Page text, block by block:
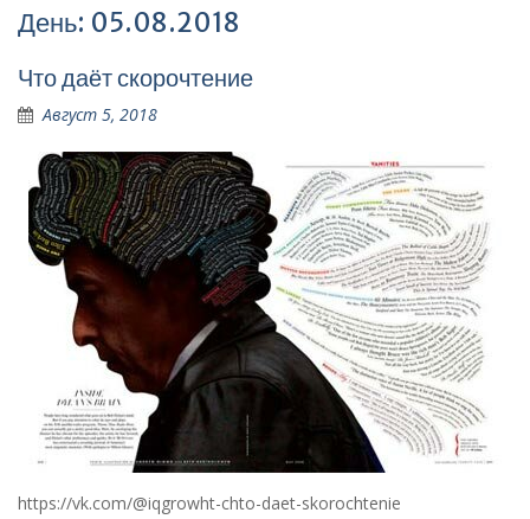
День: 05.08.2018
Что даёт скорочтение
Август 5, 2018
https://vk.com/@iqgrowht-chto-daet-skorochtenie